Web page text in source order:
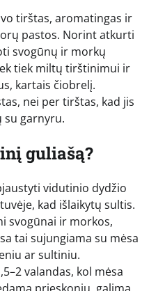
tirštas, aromatingas ir
pastos. Norint atkurti
svogūnų ir morkų
tiek miltų tirštinimui ir
kartais čiobrelį.
nei per tirštas, kad jis
su garnyru.
guliašą?
vidutinio dydžio
kad išlaikytų sultis.
svogūnai ir morkos,
tai sujungiama su mėsa
ar sultiniu.
valandas, kol mėsa